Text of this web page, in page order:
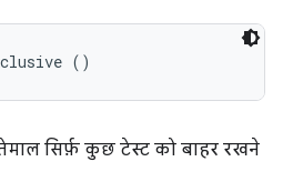
()
सिर्फ़ कुछ टेस्ट को बाहर रखने